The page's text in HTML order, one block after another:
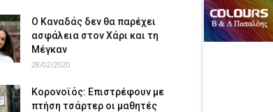
Ο Καναδάς δεν θα παρέχει
ασφάλεια στον Χάρι και τη
Μέγκαν
28/02/2020
Κορονοϊός: Επιστρέφουν με
πτήση τσάρτερ οι μαθητές